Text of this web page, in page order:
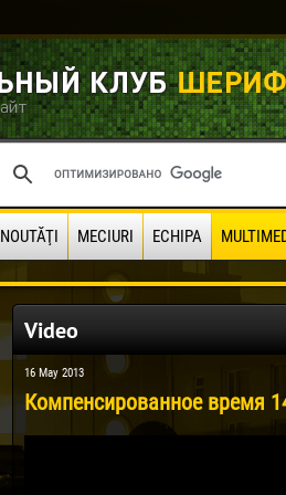
NOUTĂŢI MECIURI ECHIPA
Video
16 May 2013
Компенсированное время